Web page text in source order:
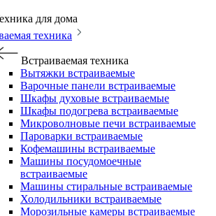
для дома
техника
Встраиваемая техника
Вытяжки встраиваемые
Варочные панели встраиваемые
Шкафы духовые встраиваемые
Шкафы подогрева встраиваемые
Микроволновые печи встраиваемые
Пароварки встраиваемые
Кофемашины встраиваемые
Машины посудомоечные
встраиваемые
Машины стиральные встраиваемые
Холодильники встраиваемые
Морозильные камеры встраиваемые